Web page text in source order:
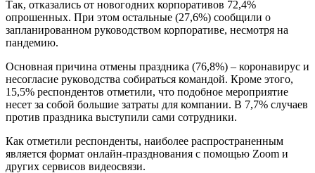
Так, отказались от новогодних корпоративов 72,4%
опрошенных. При этом остальные (27,6%) сообщили о
запланированном руководством корпоративе, несмотря на
пандемию.
Основная причина отмены праздника (76,8%) – коронавирус и
несогласие руководства собираться командой. Кроме этого,
15,5% респондентов отметили, что подобное мероприятие
несет за собой большие затраты для компании. В 7,7% случаев
против праздника выступили сами сотрудники.
Как отметили респонденты, наиболее распространенным
является формат онлайн-празднования с помощью Zoom и
других сервисов видеосвязи.